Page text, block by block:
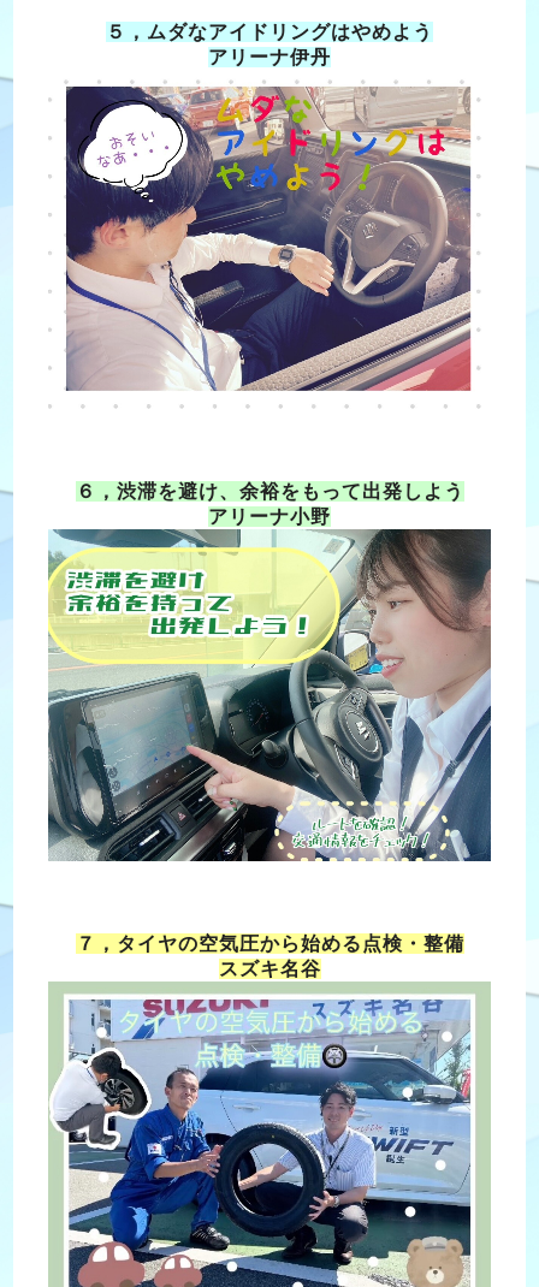
５，ムダなアイドリングはやめよう
アリーナ伊丹
６，渋滞を避け、余裕をもって出発しよう
アリーナ小野
７，タイヤの空気圧から始める点検・整備
スズキ名谷